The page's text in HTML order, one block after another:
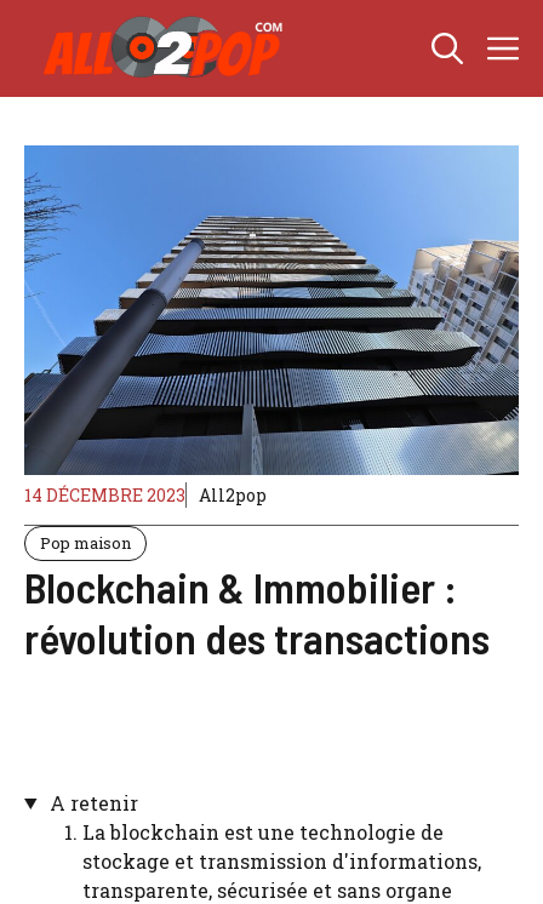
contenu
14 DÉCEMBRE 2023 All2pop
Pop maison
Blockchain & Immobilier :
révolution des transactions
A retenir
La blockchain est une technologie de
stockage et transmission d'informations,
transparente, sécurisée et sans organe